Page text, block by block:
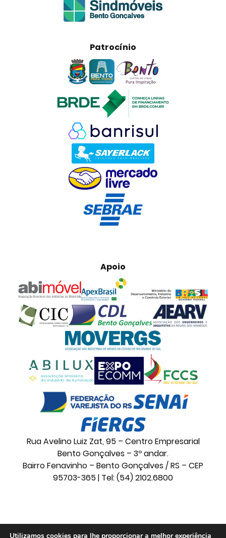
Patrocínio
Apoio
Rua Avelino Luiz Zat, 95 – Centro Empresarial
Bento Gonçalves – 3º andar.
Bairro Fenavinho – Bento Gonçalves / RS – CEP
95703-365 | Tel: (54) 2102.6800
© 2026 Movelsul. Todos os direitos reservados.
Utilizamos cookies para lhe proporcionar a melhor experiência